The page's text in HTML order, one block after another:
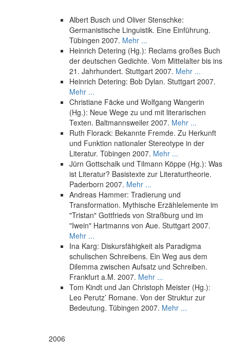
Albert Busch und Oliver Stenschke:
Germanistische Linguistik. Eine Einführung.
Tübingen 2007. Mehr ...
Heinrich Detering (Hg.): Reclams großes Buch
der deutschen Gedichte. Vom Mittelalter bis ins
21. Jahrhundert. Stuttgart 2007. Mehr ...
Heinrich Detering: Bob Dylan. Stuttgart 2007.
Mehr ...
Christiane Fäcke und Wolfgang Wangerin
(Hg.): Neue Wege zu und mit literarischen
Texten. Baltmannsweiler 2007. Mehr ...
Ruth Florack: Bekannte Fremde. Zu Herkunft
und Funktion nationaler Stereotype in der
Literatur. Tübingen 2007. Mehr ...
Jürn Gottschalk und Tilmann Köppe (Hg.): Was
ist Literatur? Basistexte zur Literaturtheorie.
Paderborn 2007. Mehr ...
Andreas Hammer: Tradierung und
Transformation. Mythische Erzählelemente im
"Tristan" Gottfrieds von Straßburg und im
"Iwein" Hartmanns von Aue. Stuttgart 2007.
Mehr ...
Ina Karg: Diskursfähigkeit als Paradigma
schulischen Schreibens. Ein Weg aus dem
Dilemma zwischen Aufsatz und Schreiben.
Frankfurt a.M. 2007. Mehr ...
Tom Kindt und Jan Christoph Meister (Hg.):
Leo Perutz’ Romane. Von der Struktur zur
Bedeutung. Tübingen 2007. Mehr ...
2006